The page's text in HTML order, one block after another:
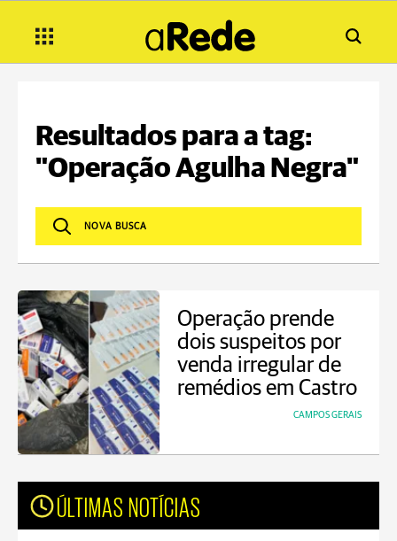
Resultados para a tag:
"Operação Agulha Negra"
Operação prende
dois suspeitos por
venda irregular de
remédios em Castro
CAMPOS GERAIS
ÚLTIMAS NOTÍCIAS